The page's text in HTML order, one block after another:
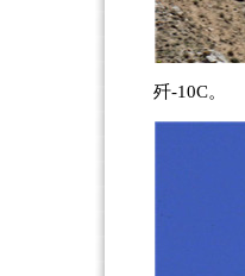
歼-10C。